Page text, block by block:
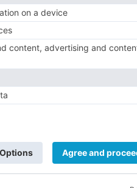
han provocado 18
los servicios de Atención
la Policía Local ha
de Burgos como la
evitar aglomeraciones
y a sancionar
la mascarilla.